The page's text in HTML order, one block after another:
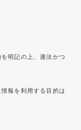
明記の上、適法かつ
報を利用する目的は